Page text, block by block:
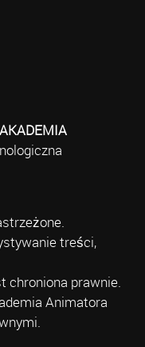
AKADEMIA
treści,
chroniona prawnie.
Animatora